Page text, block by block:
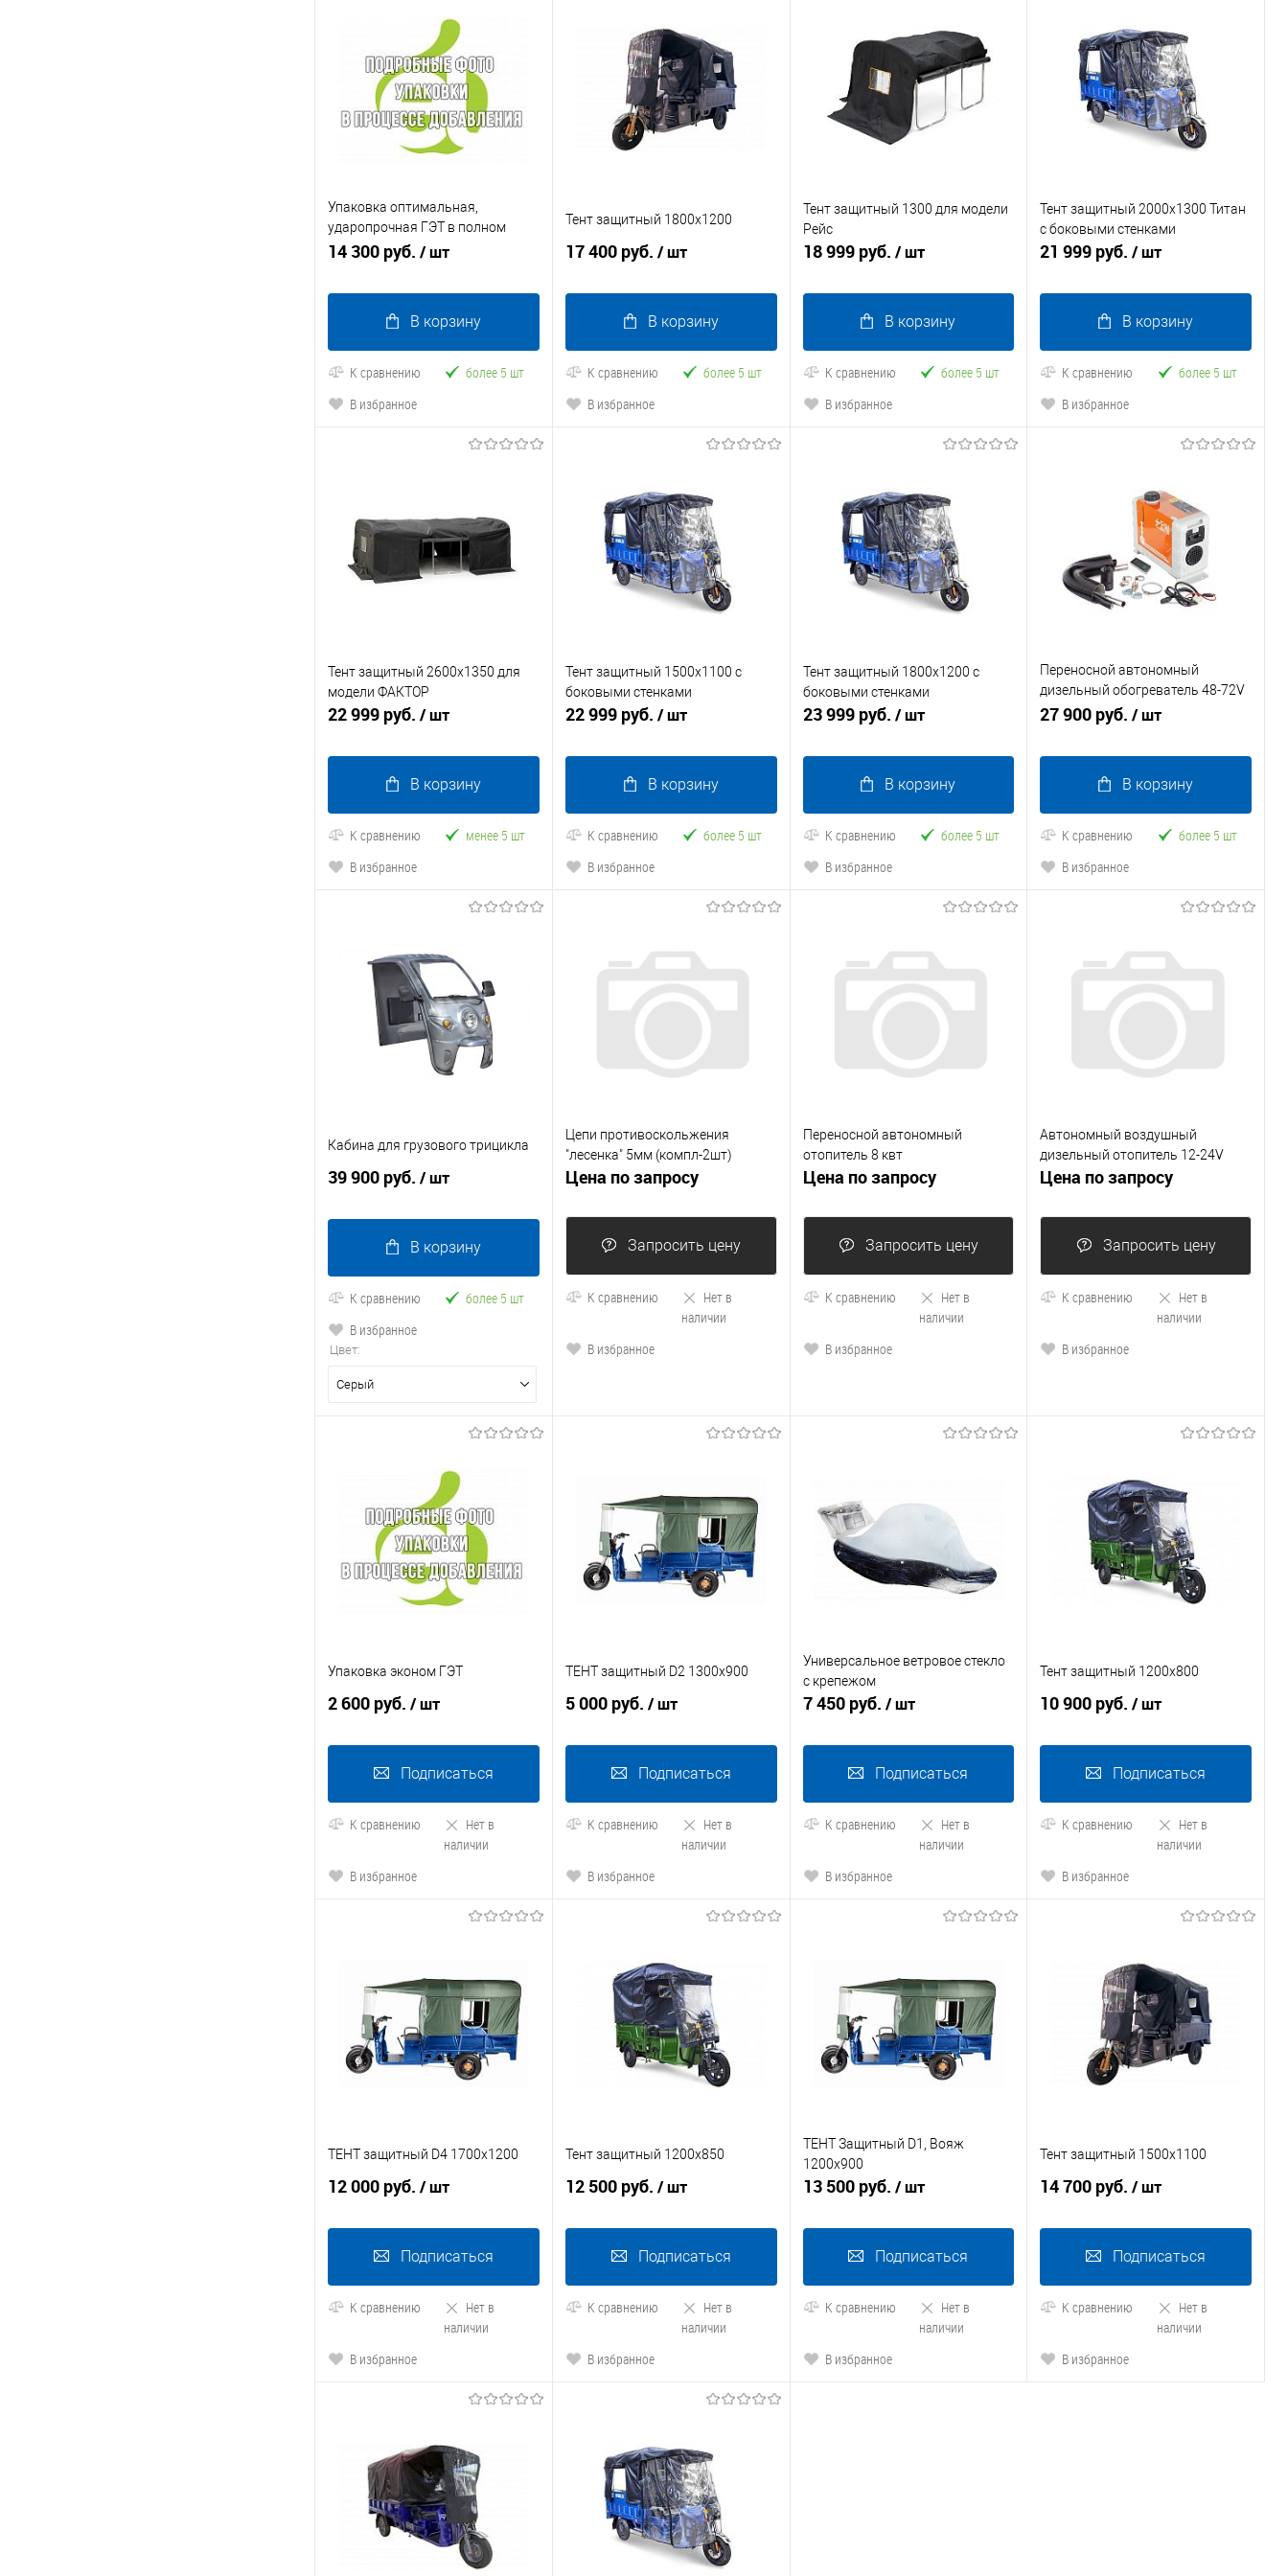
Упаковка оптимальная,
ударопрочная ГЭТ в полном
сборе с обрешеткой
14 300 руб. / шт
В корзину
К сравнению
более 5 шт
В избранное
Тент защитный 1800x1200
17 400 руб. / шт
В корзину
К сравнению
более 5 шт
В избранное
Тент защитный 1300 для модели
Рейс
18 999 руб. / шт
В корзину
К сравнению
более 5 шт
В избранное
Тент защитный 2000x1300 Титан
с боковыми стенками
21 999 руб./ шт
В корзину
К сравнению
более 5 шт
В избранное
Тент защитный 2600x1350 для
модели ФАКТОР
22 999 руб. / шт
В корзину
К сравнению
менее 5 шт
В избранное
Тент защитный 1500x1100 с
боковыми стенками
22 999 руб. / шт
В корзину
К сравнению
более 5 шт
В избранное
Тент защитный 1800x1200 с
боковыми стенками
23 999 руб. / шт
В корзину
К сравнению
более 5 шт
В избранное
Переносной автономный
дизельный обогреватель 48-72V
5 кВт
27 900 руб./ шт
В корзину
К сравнению
более 5 шт
В избранное
Кабина для грузового трицикла
39 900 руб. / шт
В корзину
К сравнению
более 5 шт
В избранное
Цвет:
Серый
Цепи противоскольжения
"лесенка" 5мм (компл-2шт)
Цена по запросу
Запросить цену
К сравнению
Нет в
наличии
В избранное
Переносной автономный
отопитель 8 квт
Цена по запросу
Запросить цену
К сравнению
Нет в
наличии
В избранное
Автономный воздушный
дизельный отопитель 12-24V
Цена по запросу
Запросить цену
К сравнению
Нет в
наличии
В избранное
Упаковка эконом ГЭТ
2 600 руб. / шт
Подписаться
К сравнению
Нет в
наличии
В избранное
ТЕНТ защитный D2 1300x900
5 000 руб. / шт
Подписаться
К сравнению
Нет в
наличии
В избранное
Универсальное ветровое стекло
с крепежом
7 450 руб. / шт
Подписаться
К сравнению
Нет в
наличии
В избранное
Тент защитный 1200x800
10 900 руб./ шт
Подписаться
К сравнению
Нет в
наличии
В избранное
ТЕНТ защитный D4 1700x1200
12 000 руб. / шт
Подписаться
К сравнению
Нет в
наличии
В избранное
Тент защитный 1200x850
12 500 руб. / шт
Подписаться
К сравнению
Нет в
наличии
В избранное
ТЕНТ Защитный D1, Вояж
1200x900
13 500 руб. / шт
Подписаться
К сравнению
Нет в
наличии
В избранное
Тент защитный 1500x1100
14 700 руб./ шт
Подписаться
К сравнению
Нет в
наличии
В избранное